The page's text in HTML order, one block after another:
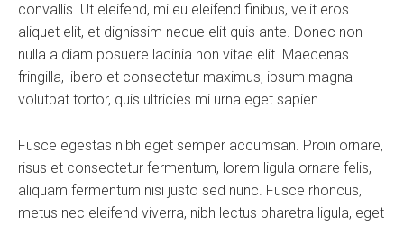
convallis. Ut eleifend, mi eu eleifend finibus, velit eros
aliquet elit, et dignissim neque elit quis ante. Donec non
nulla a diam posuere lacinia non vitae elit. Maecenas
fringilla, libero et consectetur maximus, ipsum magna
volutpat tortor, quis ultricies mi urna eget sapien.
Fusce egestas nibh eget semper accumsan. Proin ornare,
risus et consectetur fermentum, lorem ligula ornare felis,
aliquam fermentum nisi justo sed nunc. Fusce rhoncus,
metus nec eleifend viverra, nibh lectus pharetra ligula, eget